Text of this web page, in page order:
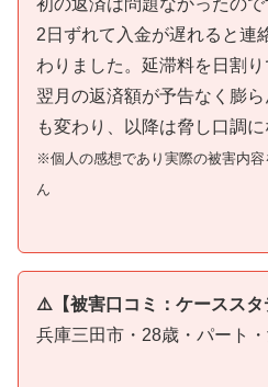
2日ずれて入金が遅れると連
わりました。延滞料を日割り
翌月の返済額が予告なく膨
も変わり、以降は脅し口調に
※個人の感想であり実際の被害内
ん
⚠️【被害口コミ：ケーススタ
兵庫三田市・28歳・パート